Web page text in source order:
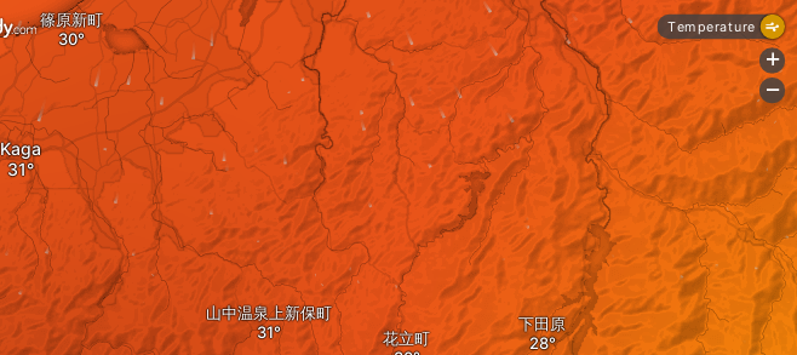
Kaga
花立町
山中温泉上新保町
篠原新町
下田原
Temperature
+
-